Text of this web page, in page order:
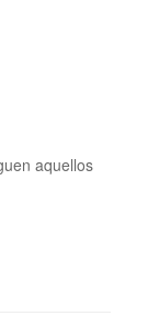
aquellos